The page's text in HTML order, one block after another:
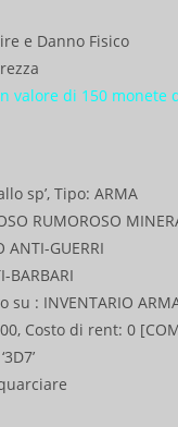
e Danno Fisico
valore di 150 monete
sp’, Tipo: ARMA
RUMOROSO
ANTI-GUERRI
BARBARI
su : INVENTARIO
Costo di rent: 0